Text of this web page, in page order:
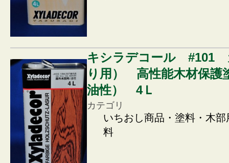
キシラデコール #101
り用） 高性能木材保護
油性） 4Ｌ
カテゴリ
いちおし商品・塗料・木
料